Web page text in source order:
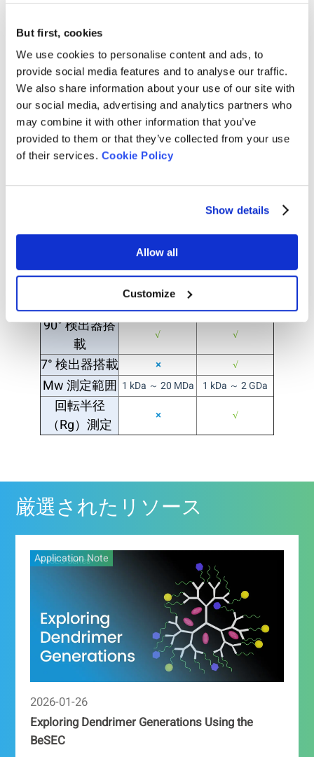
But first, cookies
We use cookies to personalise content and ads, to
provide social media features and to analyse our traffic.
We also share information about your use of our site with
our social media, advertising and analytics partners who
may combine it with other information that you’ve
provided to them or that they’ve collected from your use
of their services. Cookie Policy
Show details
Allow all
Customize
解析項目
Mn Mw Mz Mp
個数基準平均分
子量
重み基準平均分
子量
Z平均分子量 ピーク分子量
/
dn/dc Conc.
回転半径 分散度指数 屈折率増分 濃度
BeSEC LS1 / LS2 比較
BeSEC LS1
90° 検出器搭
載
√ √
7° 検出器搭載 × √
Mw 測定範囲 1 kDa ～ 20 MDa 1 kDa ～ 2 GDa
回転半径
（Rg）測定
× √
厳選されたリソース
Application Note
2026-01-26
Exploring Dendrimer Generations Using the
BeSEC